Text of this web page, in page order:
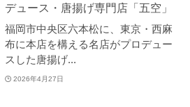
デュース・唐揚げ専門店「五空」
福岡市中央区六本松に、東京・西麻
布に本店を構える名店がプロデュー
スした唐揚げ...
2026年4月27日